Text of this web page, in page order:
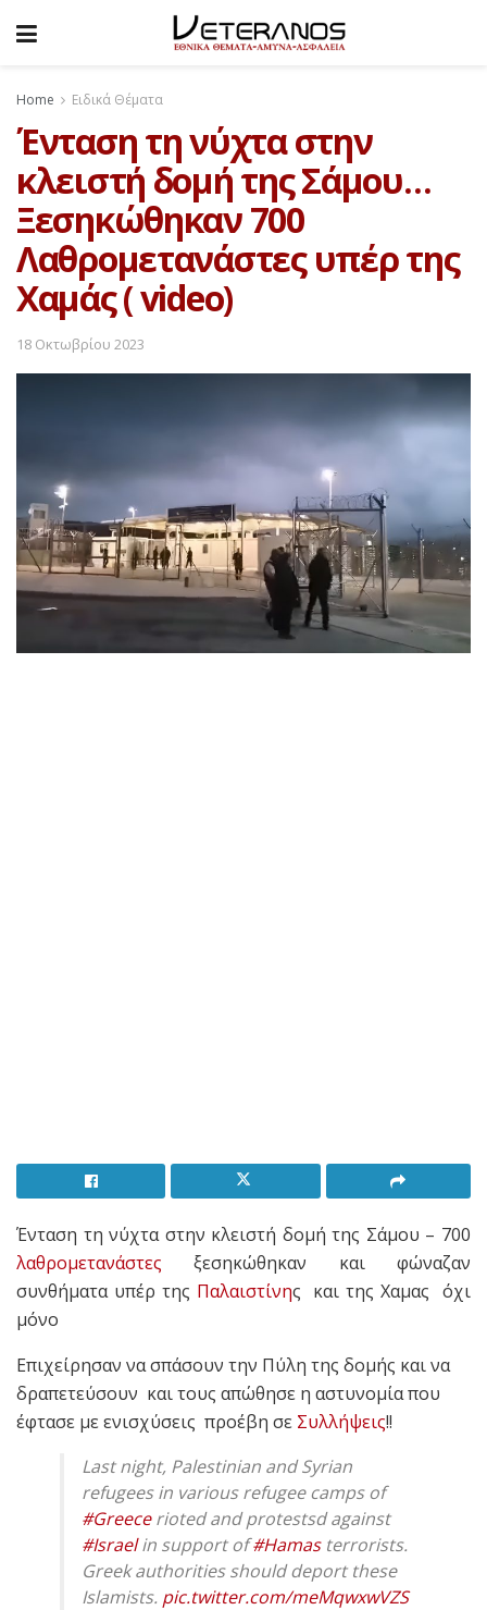
Home Ειδικά Θέματα
Ένταση τη νύχτα στην
κλειστή δομή της Σάμου…
Ξεσηκώθηκαν 700
Λαθρομετανάστες υπέρ της
Χαμάς ( video)
18 Οκτωβρίου 2023
Ένταση τη νύχτα στην κλειστή δομή της Σάμου – 700
λαθρομετανάστες ξεσηκώθηκαν και φώναζαν
συνθήματα υπέρ της Παλαιστίνης και της Χαμας όχι
μόνο
Επιχείρησαν να σπάσουν την Πύλη της δομής και να
δραπετεύσουν και τους απώθησε η αστυνομία που
έφτασε με ενισχύσεις προέβη σε Συλλήψεις!!
Last night, Palestinian and Syrian
refugees in various refugee camps of
#Greecerioted and protestsd against
#Israelin support of#Hamasterrorists.
Greek authorities should deport these
Islamists. pic.twitter.com/meMqwxwVZS